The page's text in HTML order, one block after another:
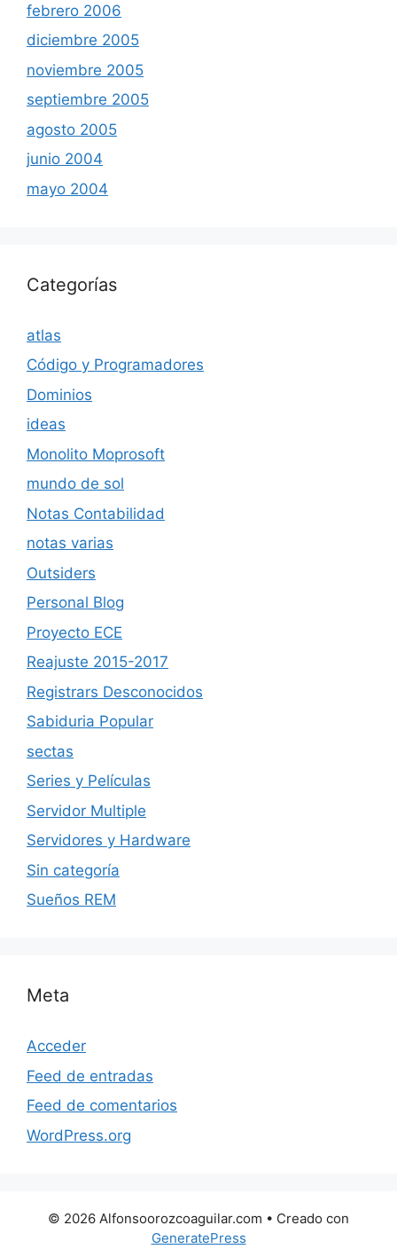
febrero 2006
diciembre 2005
noviembre 2005
septiembre 2005
agosto 2005
junio 2004
mayo 2004
Categorías
atlas
Código y Programadores
Dominios
ideas
Monolito Moprosoft
mundo de sol
Notas Contabilidad
notas varias
Outsiders
Personal Blog
Proyecto ECE
Reajuste 2015-2017
Registrars Desconocidos
Sabiduria Popular
sectas
Series y Películas
Servidor Multiple
Servidores y Hardware
Sin categoría
Sueños REM
Meta
Acceder
Feed de entradas
Feed de comentarios
WordPress.org
© 2026 Alfonsoorozcoaguilar.com • Creado con
GeneratePress